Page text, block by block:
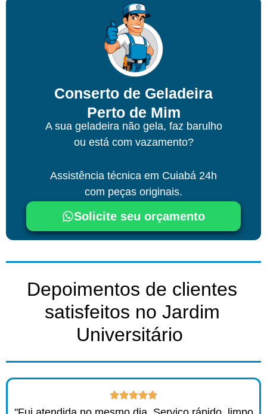
Conserto de Geladeira
Perto de Mim
A sua geladeira não gela, faz barulho
ou está com vazamento?
Assistência técnica em Cuiabá 24h
com peças originais.
Solicite seu orçamento
Depoimentos de clientes
satisfeitos no Jardim
Universitário ​